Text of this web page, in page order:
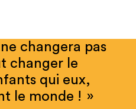
changera pas
changer le
qui eux,
le monde ! »